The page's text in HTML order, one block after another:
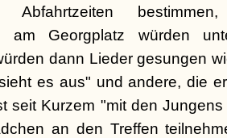
Abfahrtzeiten
am Georgplatz würden
dann Lieder gesungen
es aus" und andere, die
seit Kurzem "mit den
an den Treffen